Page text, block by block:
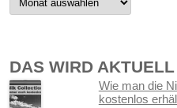
DAS WIRD
Wie man die
kostenlos